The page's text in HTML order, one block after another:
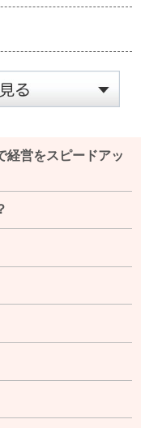
経営をスピードアッ